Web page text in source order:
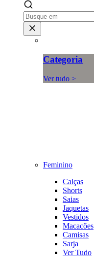
Categoria
Ver tudo >
Feminino
Calças
Shorts
Saias
Jaquetas
Vestidos
Macacões
Camisas
Sarja
Ver Tudo